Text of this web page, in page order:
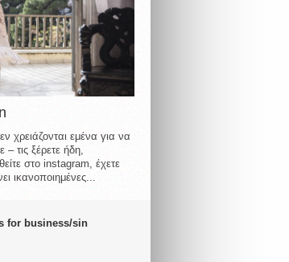
χρειάζονται εμένα για να
τις ξέρετε ήδη,
στο instagram, έχετε
ικανοποιημένες...
for business/sin